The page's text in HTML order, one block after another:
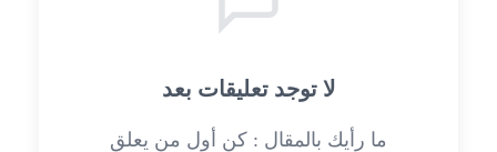
لا توجد تعليقات بعد
ما رأيك بالمقال : كن أول من يعلق